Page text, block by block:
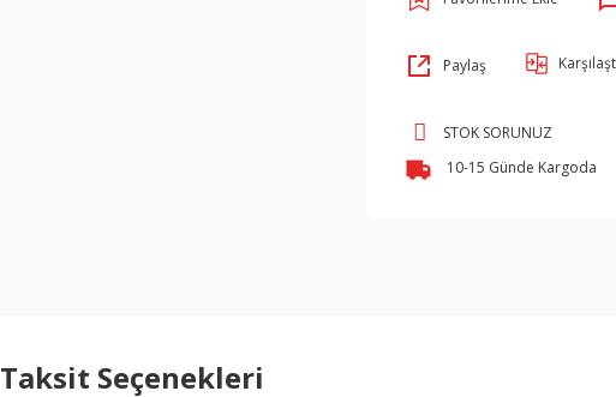
Paylaş
STOK SORUNUZ
10-15 Günde Kargoda
Taksit Seçenekleri